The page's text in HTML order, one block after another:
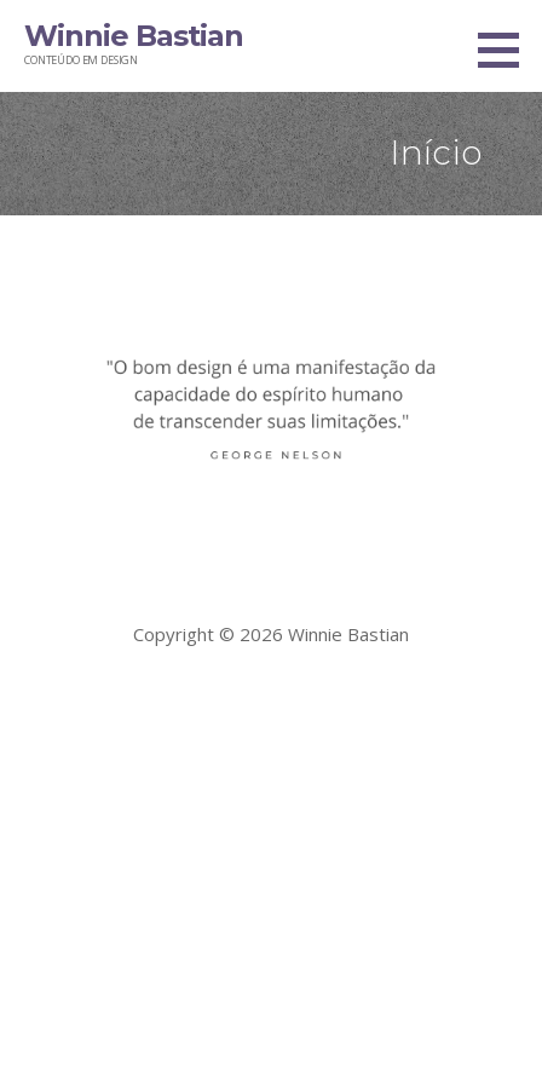
direto
o
conteúdo
Winnie Bastian
CONTEÚDO EM DESIGN
Início
Copyright © 2026 Winnie Bastian